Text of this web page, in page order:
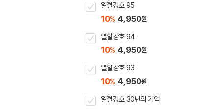
열혈강호 95
10% 4,950원
열혈강호 94
10% 4,950원
열혈강호 93
10% 4,950원
열혈강호 30년의 기억